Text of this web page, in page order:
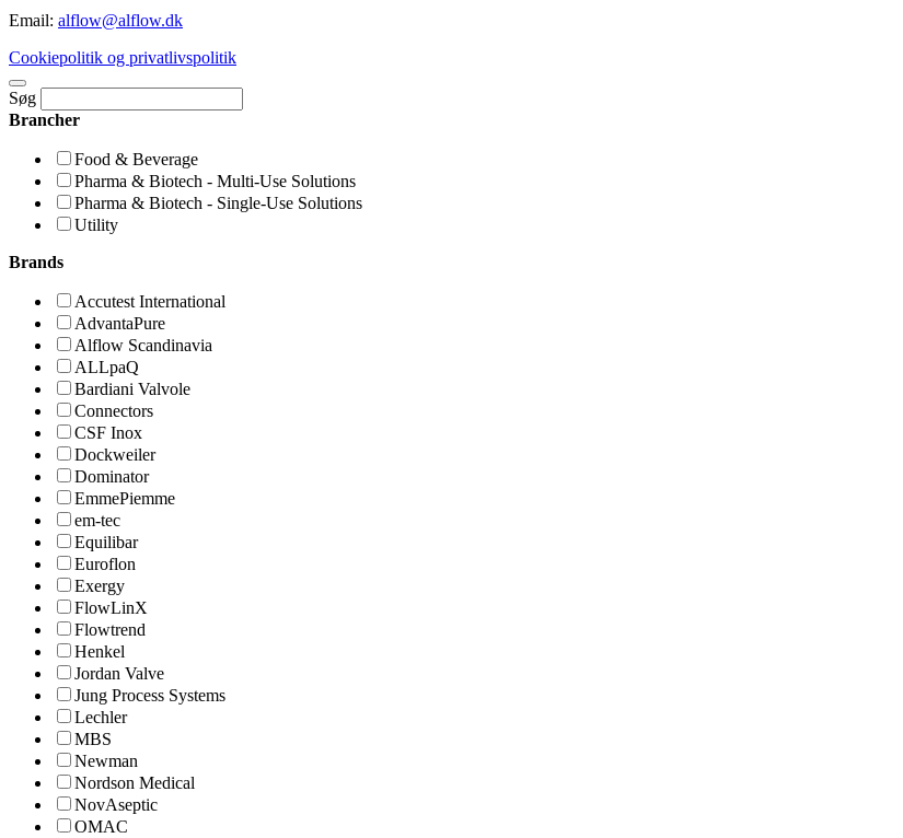
Email: alflow@alflow.dk
Cookiepolitik og privatlivspolitik
Søg
Brancher
Food & Beverage
Pharma & Biotech - Multi-Use Solutions
Pharma & Biotech - Single-Use Solutions
Utility
Brands
Accutest International
AdvantaPure
Alflow Scandinavia
ALLpaQ
Bardiani Valvole
Connectors
CSF Inox
Dockweiler
Dominator
EmmePiemme
em-tec
Equilibar
Euroflon
Exergy
FlowLinX
Flowtrend
Henkel
Jordan Valve
Jung Process Systems
Lechler
MBS
Newman
Nordson Medical
NovAseptic
OMAC